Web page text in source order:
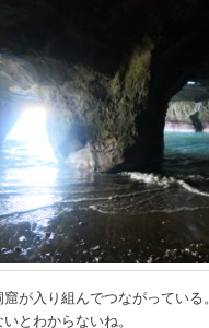
が入り組んでつながっている。
とわからないね。